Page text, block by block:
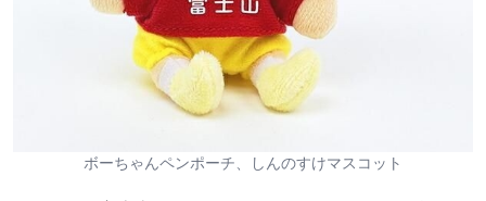
ボーちゃんペンポーチ、しんのすけマスコット